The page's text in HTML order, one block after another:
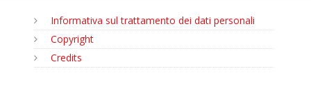
Informativa sul trattamento dei dati personali
Copyright
Credits